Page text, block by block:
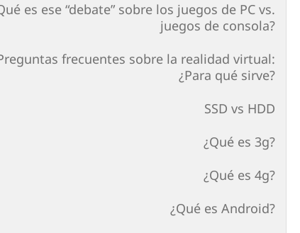
es ese “debate” sobre los juegos de PC vs.
juegos de consola?
frecuentes sobre la realidad virtual:
¿Para qué sirve?
SSD vs HDD
¿Qué es 3g?
¿Qué es 4g?
¿Qué es Android?